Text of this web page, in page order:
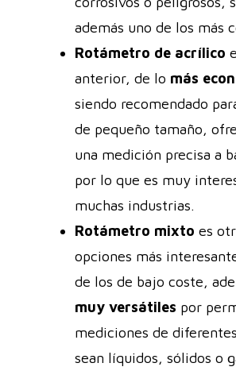
además uno de los más
Rotámetro de acrílico
anterior, de lo más
siendo recomendado
de pequeño tamaño,
una medición precisa a
por lo que es muy
muchas industrias.
Rotámetro mixto es
opciones más
de los de bajo coste,
muy versátiles por
mediciones de
sean líquidos, sólidos o